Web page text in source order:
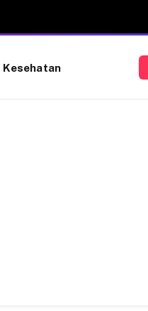
Kesehatan